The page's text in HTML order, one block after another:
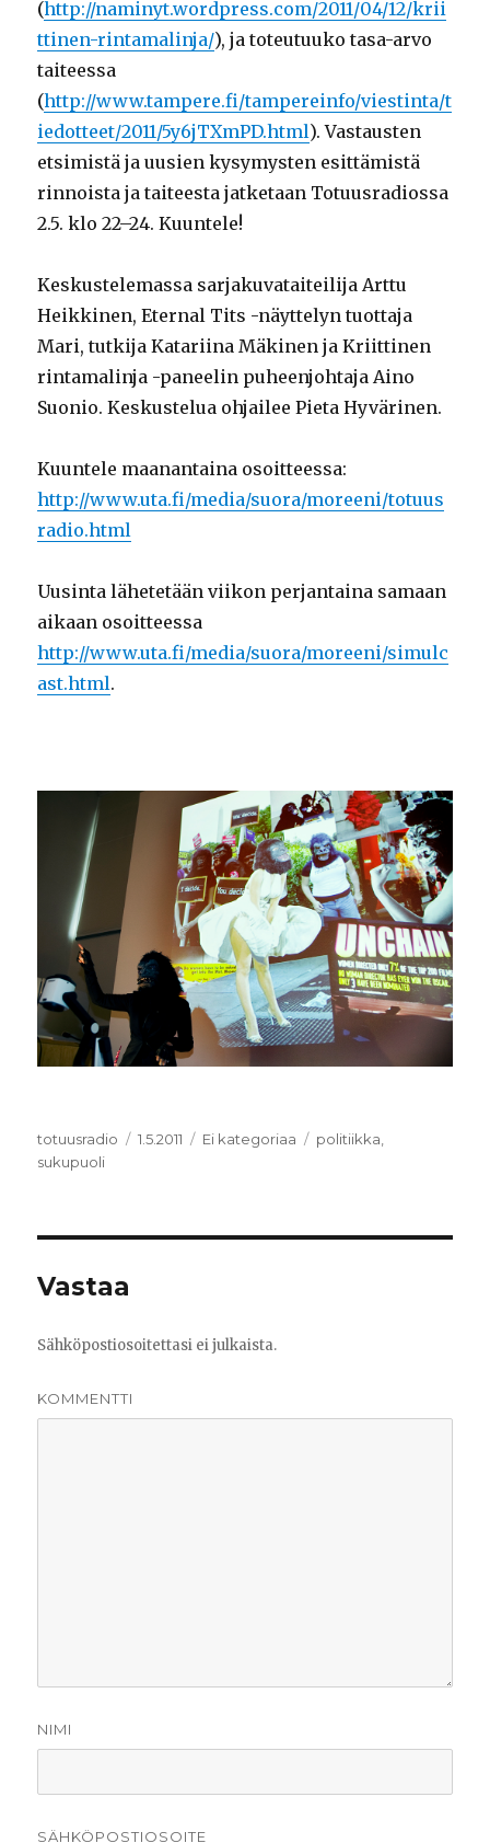
(http://naminyt.wordpress.com/2011/04/12/krii
ttinen-rintamalinja/), ja toteutuuko tasa-arvo
taiteessa
(http://www.tampere.fi/tampereinfo/viestinta/t
iedotteet/2011/5y6jTXmPD.html). Vastausten
etsimistä ja uusien kysymysten esittämistä
rinnoista ja taiteesta jatketaan Totuusradiossa
2.5. klo 22–24. Kuuntele!
Keskustelemassa sarjakuvataiteilija Arttu
Heikkinen, Eternal Tits -näyttelyn tuottaja
Mari, tutkija Katariina Mäkinen ja Kriittinen
rintamalinja -paneelin puheenjohtaja Aino
Suonio. Keskustelua ohjailee Pieta Hyvärinen.
Kuuntele maanantaina osoitteessa:
http://www.uta.fi/media/suora/moreeni/totuus
radio.html
Uusinta lähetetään viikon perjantaina samaan
aikaan osoitteessa
http://www.uta.fi/media/suora/moreeni/simulc
ast.html.
Kirjoittaja
totuusradio Julkaistu
1.5.2011 Kategoriat
Ei kategoriaa Avainsanat
politiikka,
sukupuoli
Vastaa
Sähköpostiosoitettasi ei julkaista.
KOMMENTTI
NIMI
SÄHKÖPOSTIOSOITE